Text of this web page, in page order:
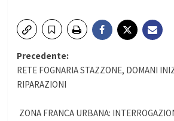
Navigazione
articolo
Precedente:
RETE FOGNARIA STAZZONE, DOMANI
RIPARAZIONI
ZONA FRANCA URBANA: